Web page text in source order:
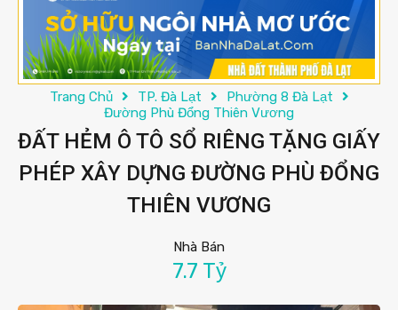
Trang Chủ TP. Đà Lạt
Phường 8 Đà Lạt
Đường Phù Đổng Thiên Vương
ĐẤT HẺM Ô TÔ SỔ RIÊNG TẶNG GIẤY
PHÉP XÂY DỰNG ĐƯỜNG PHÙ ĐỔNG
THIÊN VƯƠNG
Nhà Bán
7.7 Tỷ